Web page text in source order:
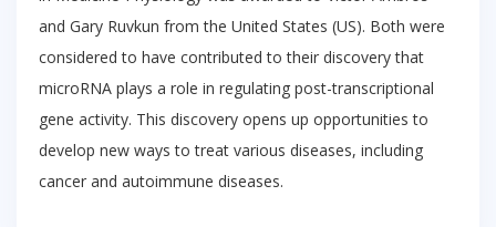
and Gary Ruvkun from the United States (US). Both were
considered to have contributed to their discovery that
microRNA plays a role in regulating post-transcriptional
gene activity. This discovery opens up opportunities to
develop new ways to treat various diseases, including
cancer and autoimmune diseases.